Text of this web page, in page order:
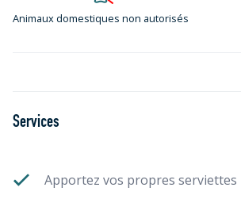
Animaux domestiques non autorisés
Services
Apportez vos propres serviettes